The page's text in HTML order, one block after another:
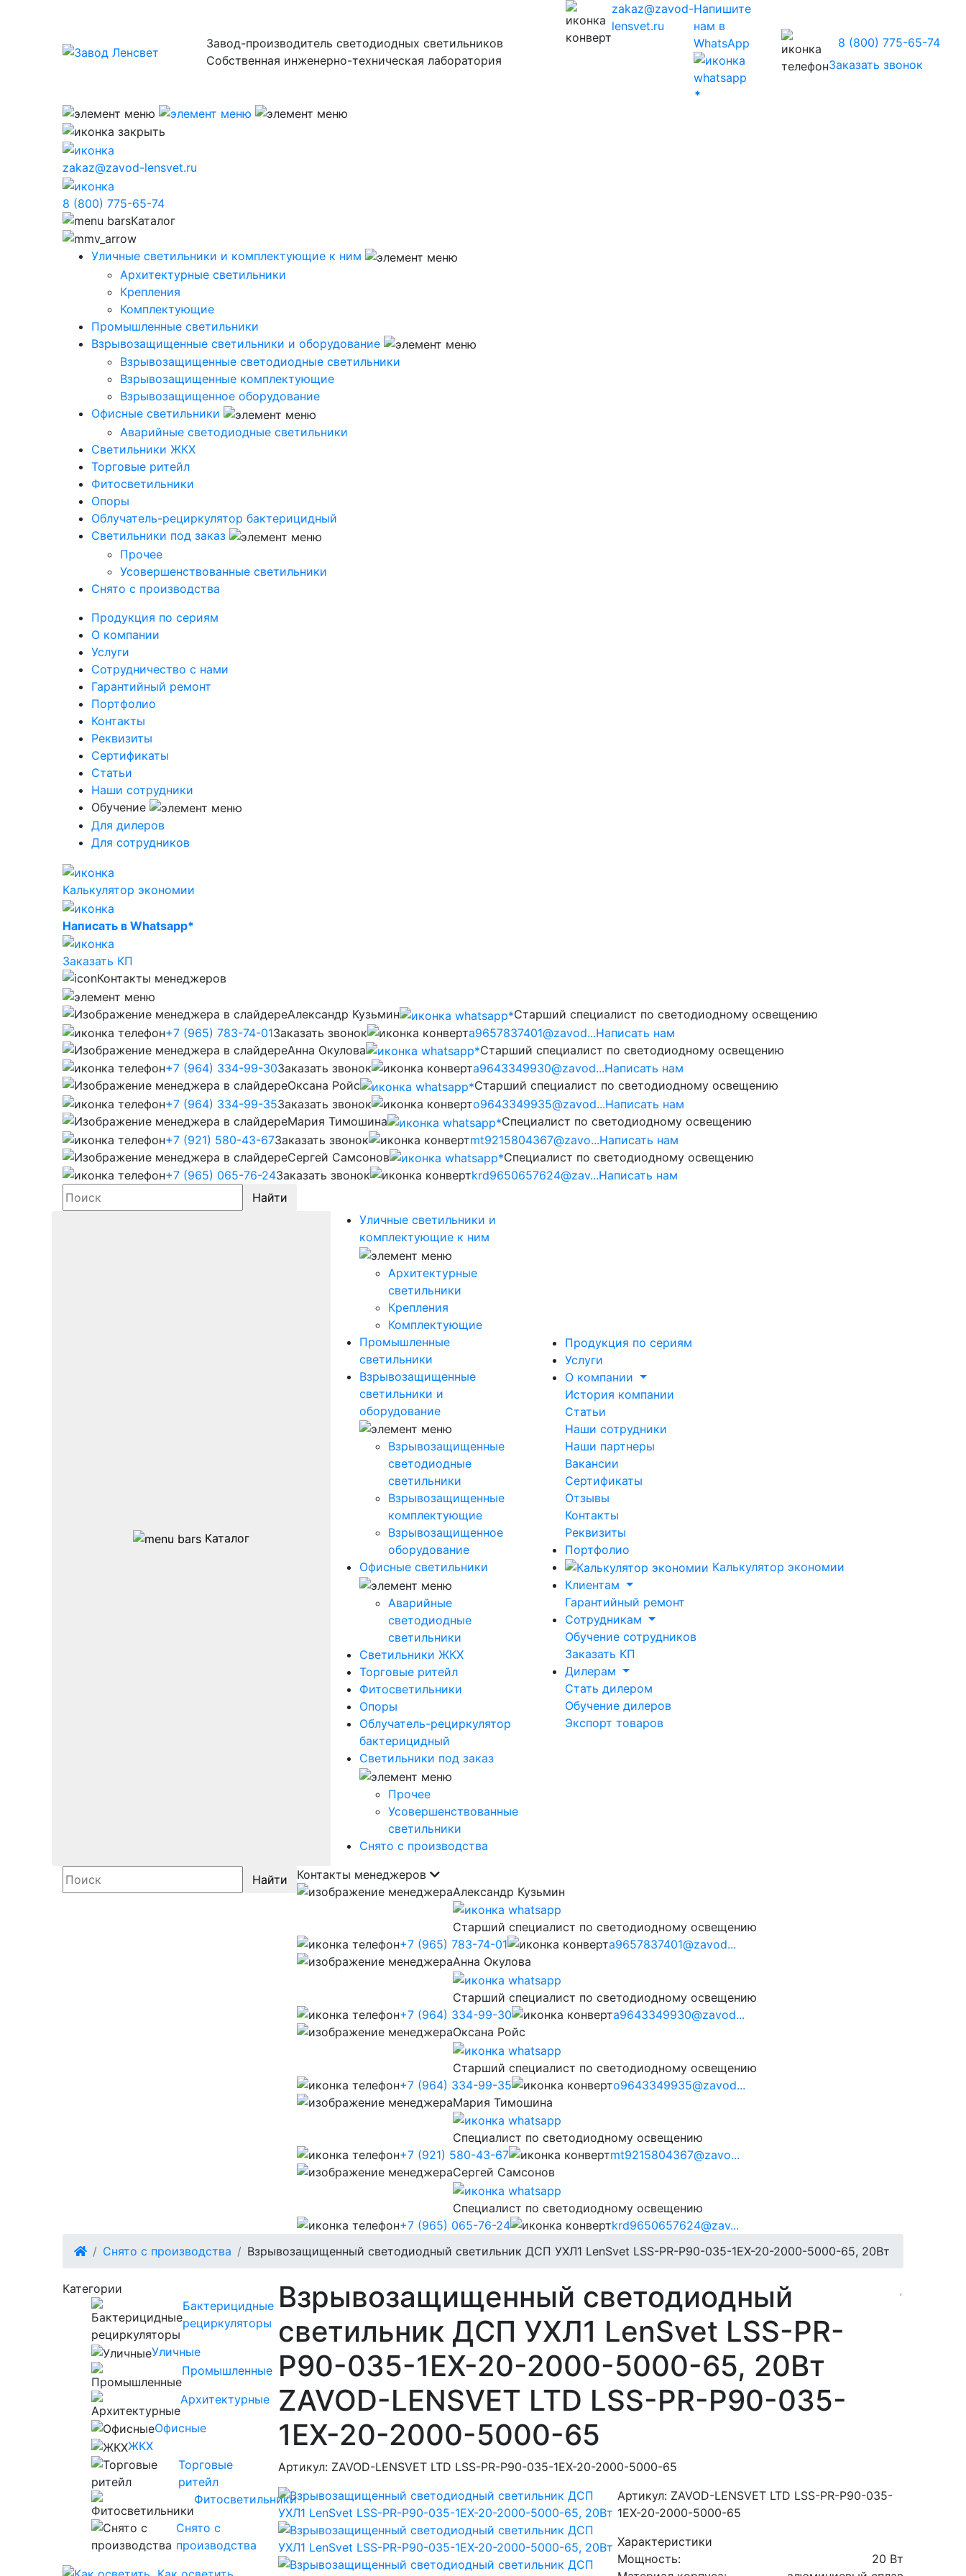
Завод-производитель светодиодных светильников
Собственная инженерно-техническая лаборатория
zakaz@zavod-
lensvet.ru
Напишите
нам в
WhatsApp
8 (800) 775-65-74
Заказать звонок
zakaz@zavod-lensvet.ru
8 (800) 775-65-74
Каталог
Уличные светильники и комплектующие к ним
Архитектурные светильники
Крепления
Комплектующие
Промышленные светильники
Взрывозащищенные светильники и оборудование
Взрывозащищенные светодиодные светильники
Взрывозащищенные комплектующие
Взрывозащищенное оборудование
Офисные светильники
Аварийные светодиодные светильники
Светильники ЖКХ
Торговые ритейл
Фитосветильники
Опоры
Облучатель-рециркулятор бактерицидный
Светильники под заказ
Прочее
Усовершенствованные светильники
Снято с производства
Продукция по сериям
О компании
Услуги
Сотрудничество с нами
Гарантийный ремонт
Портфолио
Контакты
Реквизиты
Сертификаты
Статьи
Наши сотрудники
Обучение
Для дилеров
Для сотрудников
Калькулятор экономии
Написать в Whatsapp*
Заказать КП
Контакты менеджеров
Александр Кузьмин
Старший специалист по светодиодному освещению
+7 (965) 783-74-01Заказать звонок a9657837401@zavod...Написать нам
Анна Окулова
Старший специалист по светодиодному освещению
+7 (964) 334-99-30Заказать звонок a9643349930@zavod...Написать нам
Оксана Ройс
Старший специалист по светодиодному освещению
+7 (964) 334-99-35Заказать звонок o9643349935@zavod...Написать нам
Мария Тимошина
Cпециалист по светодиодному освещению
+7 (921) 580-43-67Заказать звонок mt9215804367@zavo...Написать нам
Сергей Самсонов
Cпециалист по светодиодному освещению
+7 (965) 065-76-24Заказать звонок krd9650657624@zav...Написать нам
Найти
Каталог
Уличные светильники и
комплектующие к ним
Архитектурные
светильники
Крепления
Комплектующие
Промышленные
светильники
Взрывозащищенные
светильники и
оборудование
Взрывозащищенные
светодиодные
светильники
Взрывозащищенные
комплектующие
Взрывозащищенное
оборудование
Офисные светильники
Аварийные
светодиодные
светильники
Светильники ЖКХ
Торговые ритейл
Фитосветильники
Опоры
Облучатель-рециркулятор
бактерицидный
Светильники под заказ
Прочее
Усовершенствованные
светильники
Снято с производства
Продукция по сериям
Услуги
О компании
История компании
Статьи
Наши сотрудники
Наши партнеры
Вакансии
Сертификаты
Отзывы
Контакты
Реквизиты
Портфолио
Калькулятор экономии
Клиентам
Гарантийный ремонт
Сотрудникам
Обучение сотрудников
Заказать КП
Дилерам
Стать дилером
Обучение дилеров
Экспорт товаров
Найти
Контакты менеджеров
Александр Кузьмин
Старший специалист по светодиодному освещению
+7 (965) 783-74-01
a9657837401@zavod...
Анна Окулова
Старший специалист по светодиодному освещению
+7 (964) 334-99-30
a9643349930@zavod...
Оксана Ройс
Старший специалист по светодиодному освещению
+7 (964) 334-99-35
o9643349935@zavod...
Мария Тимошина
Cпециалист по светодиодному освещению
+7 (921) 580-43-67
mt9215804367@zavo...
Сергей Самсонов
Cпециалист по светодиодному освещению
+7 (965) 065-76-24
krd9650657624@zav...
Снято с производства
Взрывозащищенный светодиодный светильник ДСП УХЛ1 LenSvet LSS-PR-P90-035-1EX-20-2000-5000-65, 20Вт
Категории
Бактерицидные
рециркуляторы
Уличные
Промышленные
Архитектурные
Офисные
ЖКХ
Торговые
ритейл
Фитосветильники
Снято с
производства
Взрывозащищенный светодиодный
светильник ДСП УХЛ1 LenSvet LSS-PR-
P90-035-1EX-20-2000-5000-65, 20Вт
ZAVOD-LENSVET LTD LSS-PR-P90-035-
1EX-20-2000-5000-65
Артикул: ZAVOD-LENSVET LTD LSS-PR-P90-035-1EX-20-2000-5000-65
Артикул: ZAVOD-LENSVET LTD LSS-PR-P90-035-
1EX-20-2000-5000-65
Характеристики
Мощность:
20 Вт